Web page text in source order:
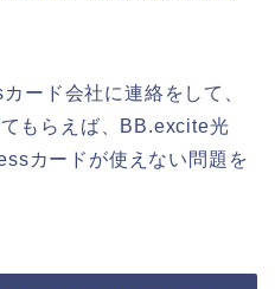
ード会社に連絡をして、
もらえば、BB.excite光
カードが使えない問題を